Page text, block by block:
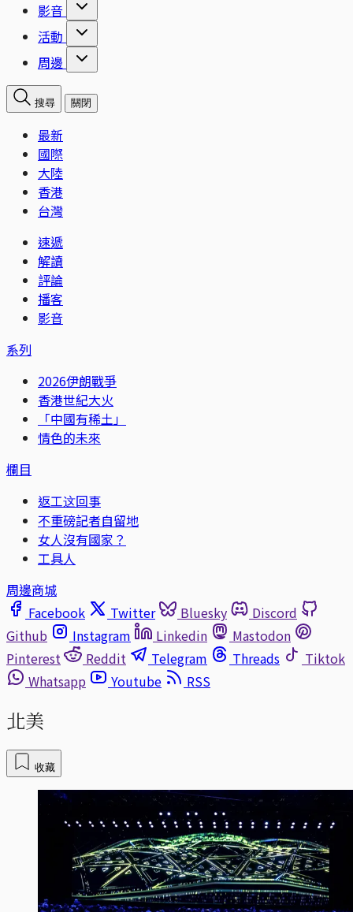
影音
活動
周邊
搜尋 關閉
最新
國際
大陸
香港
台灣
速遞
解讀
評論
播客
影音
系列
2026伊朗戰爭
香港世紀大火
「中國有稀土」
情色的未來
欄目
返工这回事
不重磅記者自留地
女人沒有國家？
工具人
周邊商城
Facebook
Twitter Bluesky
Discord
Github
Instagram Linkedin
Mastodon
Pinterest
Reddit Telegram Threads
Tiktok
Whatsapp
Youtube RSS
北美
收藏